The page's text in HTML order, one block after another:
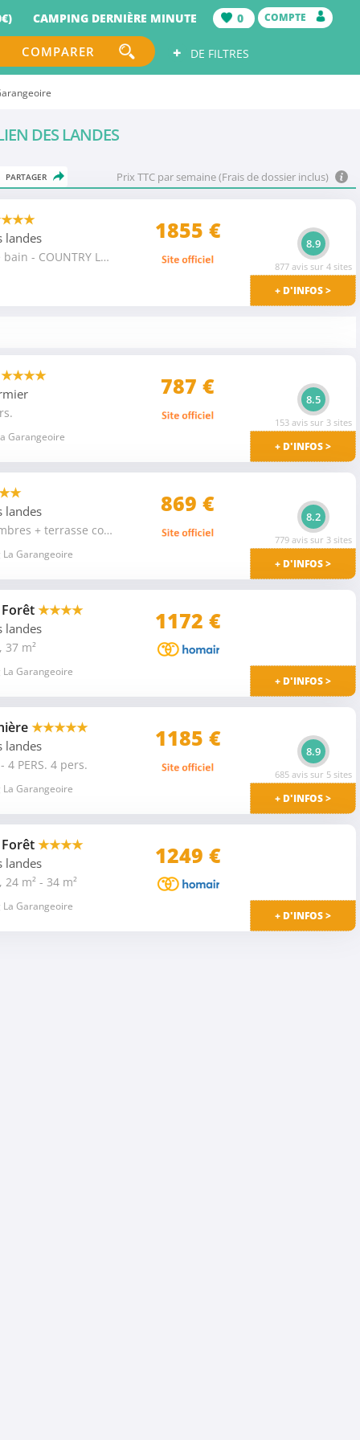
CAMPING DERNIÈRE MINUTE 0 COMPTE
COMPARER + DE FILTRES
DES LANDES
PARTAGER Prix TTC par semaine (Frais de dossier inclus)
landes
CHALET - 2 chambres - 1 salle de bain - COUNTRY LODGE avec TV - 35 m²- 4 pers.
1855 €
+ D'INFOS >
8.9
877 avis sur 4 sites
★★★★
Garangeoire
787 €
+ D'INFOS >
8.5
153 avis sur 3 sites
landes
Chalet Jardin EDEN 33m² - 2 chambres + terrasse couverte 9m² 6 pers.
Garangeoire
869 €
+ D'INFOS >
8.2
779 avis sur 3 sites
★★★★
landes
m²
Garangeoire
1172 €
+ D'INFOS >
★★★★★
landes
4 PERS. 4 pers.
Garangeoire
1185 €
+ D'INFOS >
8.9
685 avis sur 5 sites
★★★★
landes
m² - 34 m²
Garangeoire
1249 €
+ D'INFOS >